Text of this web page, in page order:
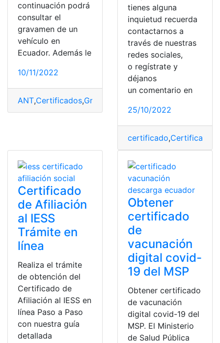
continuación podrá
consultar el
gravamen de un
vehículo en
Ecuador. Además le
10/11/2022
ANT,Certificados,Gravamen vehicular
tienes alguna
inquietud recuerda
contactarnos a
través de nuestras
redes sociales,
o regístrate y
déjanos
un comentario en
25/10/2022
certificado,Certificados
Certificado
de Afiliación
al IESS
Trámite en
línea
Realiza el trámite
de obtención del
Certificado de
Afiliación al IESS en
línea Paso a Paso
con nuestra guía
detallada
Obtener
certificado
de
vacunación
digital covid-
19 del MSP
Obtener certificado
de vacunación
digital covid-19 del
MSP. El Ministerio
de Salud Pública